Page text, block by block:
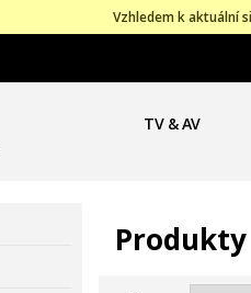
Vzhledem k aktuální
TV & AV